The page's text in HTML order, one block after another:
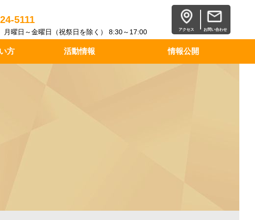
5111
月曜日～金曜日（祝祭日を除く） 8:30～17:00 アクセス お問い合わせ
方 活動情報 情報公開